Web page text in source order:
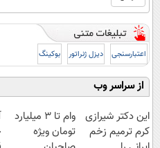
اعتبارسنجی دیزل ژنراتور بوکینگ
از سراسر وب
این دکتر شیرازی
کرم ترمیم زخم
وام تا ۳ میلیارد
تومان ویژه